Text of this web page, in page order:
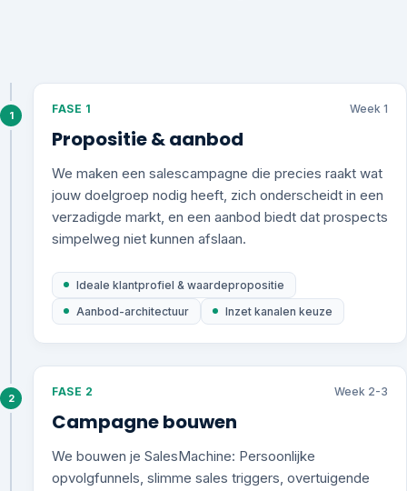
1 FASE 1 Week 1
Propositie & aanbod
We maken een salescampagne die precies raakt wat
jouw doelgroep nodig heeft, zich onderscheidt in een
verzadigde markt, en een aanbod biedt dat prospects
simpelweg niet kunnen afslaan.
Ideale klantprofiel & waardepropositie
Aanbod-architectuur
Inzet kanalen keuze
2 FASE 2 Week 2-3
Campagne bouwen
We bouwen je SalesMachine: Persoonlijke
opvolgfunnels, slimme sales triggers, overtuigende